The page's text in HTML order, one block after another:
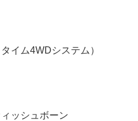
イム4WDシステム）
ッシュボーン